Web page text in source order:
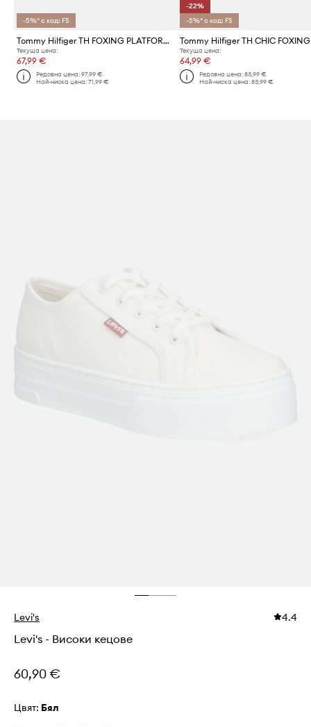
-5%* с код: FS
Tommy Hilfiger TH FOXING PLATFORM ROPE ниски кецове дамски
Текуща цена:
67,99 €
Редовна цена:97,99 €
Най-ниска цена:71,99 €
-22%
-5%* с код: FS
Текуща цена:
64,99 €
Редовна цена: 83,99 €
Най-ниска цена: 83,99 €
Levi's 4.4
Levi's - Високи кецове
60,90 €
Цвят: бял